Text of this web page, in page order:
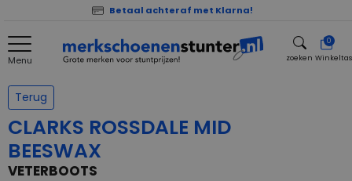
Betaal achteraf met Klarna!
Menu zoeken
0
Winkeltas
Terug
CLARKS ROSSDALE MID
BEESWAX
VETERBOOTS